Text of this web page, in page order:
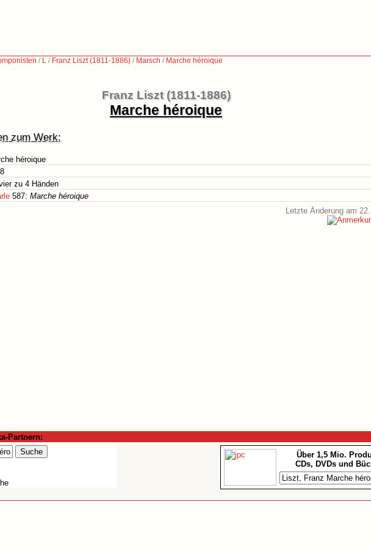
/ L / Franz Liszt (1811-1886) / Marsch / Marche héroique
Franz Liszt (1811-1886)
Marche héroique
zum Werk:
héroique
zu 4 Händen
587: Marche héroique
Letzte Änderung am
Partnern:
Über 1,5 Mio.
CDs, DVDs und